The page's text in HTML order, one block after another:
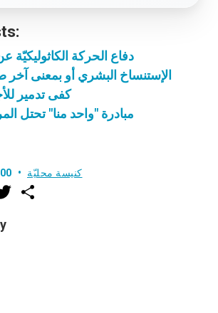
دفاع الحركة الكاثوليكيّة
الإستنساخ البشري أو بمعنى آخر
كفى تدمير
مبادرة "واحد منا" تحتل
كنيسة محليّة
w